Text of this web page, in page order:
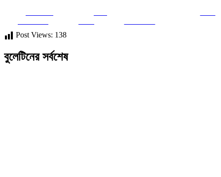
Post Views: 138
বুলেটিনের সর্বশেষ